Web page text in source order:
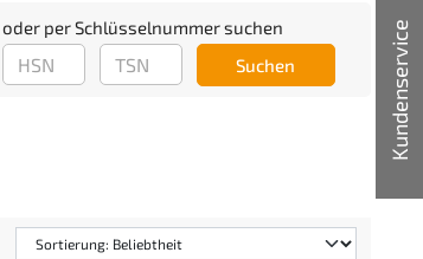
Kundenservice
oder per Schlüsselnummer suchen
Suchen